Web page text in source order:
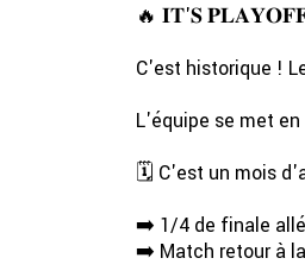
🔥 𝐈𝐓'𝐒
C'est historique !
L'équipe se met
🗓️ C'est un mois
➡️ 1/4 de finale
➡️ Match retour à